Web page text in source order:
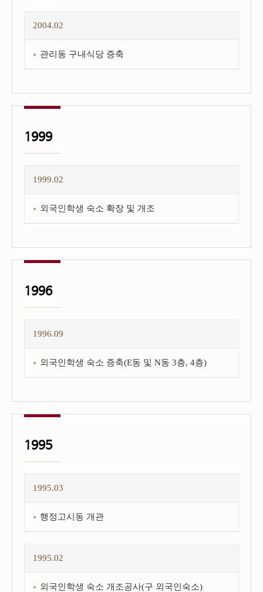
2004.02
관리동 구내식당 증축
1999
1999.02
외국인학생 숙소 확장 및 개조
1996
1996.09
외국인학생 숙소 증축(E동 및 N동 3층, 4층)
1995
1995.03
행정고시동 개관
1995.02
외국인학생 숙소 개조공사(구 외국인숙소)